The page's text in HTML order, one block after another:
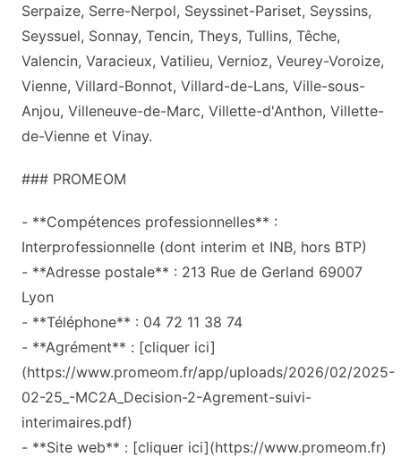
Serpaize, Serre-Nerpol, Seyssinet-Pariset, Seyssins,
Seyssuel, Sonnay, Tencin, Theys, Tullins, Têche,
Valencin, Varacieux, Vatilieu, Vernioz, Veurey-Voroize,
Vienne, Villard-Bonnot, Villard-de-Lans, Ville-sous-
Anjou, Villeneuve-de-Marc, Villette-d'Anthon, Villette-
de-Vienne et Vinay.
### PROMEOM
- **Compétences professionnelles** :
Interprofessionnelle (dont interim et INB, hors BTP)
- **Adresse postale** : 213 Rue de Gerland 69007
Lyon
- **Téléphone** : 04 72 11 38 74
- **Agrément** : [cliquer ici]
(https://www.promeom.fr/app/uploads/2026/02/2025-
02-25_-MC2A_Decision-2-Agrement-suivi-
interimaires.pdf)
- **Site web** : [cliquer ici](https://www.promeom.fr)